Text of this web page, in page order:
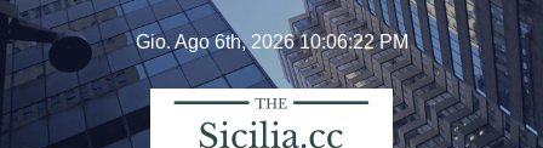
Skip
content
Gio. Ago 6th, 202610:06:22 PM